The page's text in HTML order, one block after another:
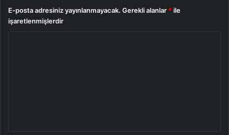
E-posta adresiniz yayınlanmayacak. Gerekli alanlar * ile
işaretlenmişlerdir